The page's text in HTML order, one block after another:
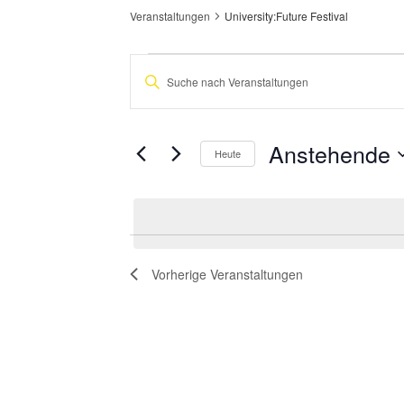
Veranstaltungen University:Future Festival
Veranstaltungen
Veranstaltungen
Suche
Ansichten,
Bitte
Schlüsselwort
eingeben.
nach
Veranstaltungen
Heute Anstehende
Vorherige Veranstaltungen